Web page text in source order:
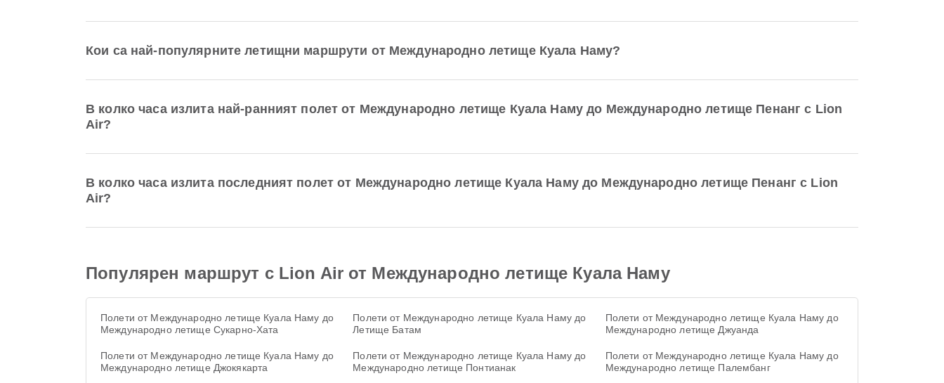
Кои са най-популярните летищни маршрути от Международно летище Куала Наму?
В колко часа излита най-ранният полет от Международно летище Куала Наму до Международно летище Пенанг с Lion
Air?
В колко часа излита последният полет от Международно летище Куала Наму до Международно летище Пенанг с Lion
Air?
Популярен маршрут с Lion Air от Международно летище Куала Наму
Полети от Международно летище Куала Наму до
Международно летище Сукарно-Хата
Полети от Международно летище Куала Наму до
Летище Батам
Полети от Международно летище Куала Наму до
Международно летище Джуанда
Полети от Международно летище Куала Наму до
Международно летище Джокякарта
Полети от Международно летище Куала Наму до
Международно летище Понтианак
Полети от Международно летище Куала Наму до
Международно летище Палембанг